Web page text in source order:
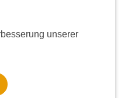
unserer